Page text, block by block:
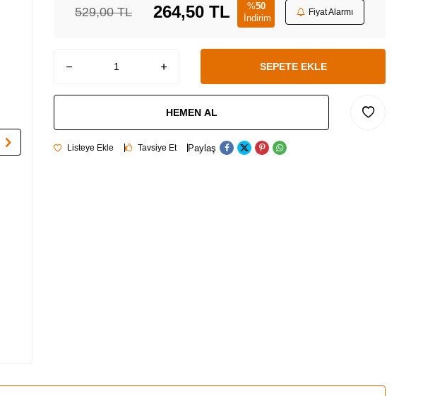
529,00TL 264,50 TL %50
İndirim
Fiyat Alarmı
SEPETE EKLE
HEMEN AL
Listeye Ekle Tavsiye Et Paylaş